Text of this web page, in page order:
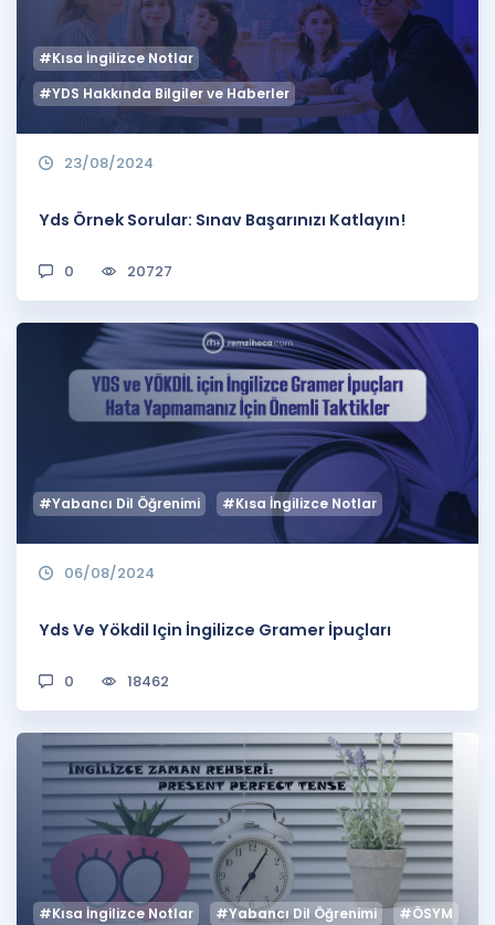
ÖSYM Sınav Takvimi
Kampanyalar
Blog
#Kısa İngilizce Notlar
#YDS Hakkında Bilgiler ve Haberler
23/08/2024
Yds Örnek Sorular: Sınav Başarınızı Katlayın!
0 20727
#Yabancı Dil Öğrenimi #Kısa İngilizce Notlar
06/08/2024
Yds Ve Yökdil Için İngilizce Gramer İpuçları
0 18462
#Kısa İngilizce Notlar #Yabancı Dil Öğrenimi #ÖSYM